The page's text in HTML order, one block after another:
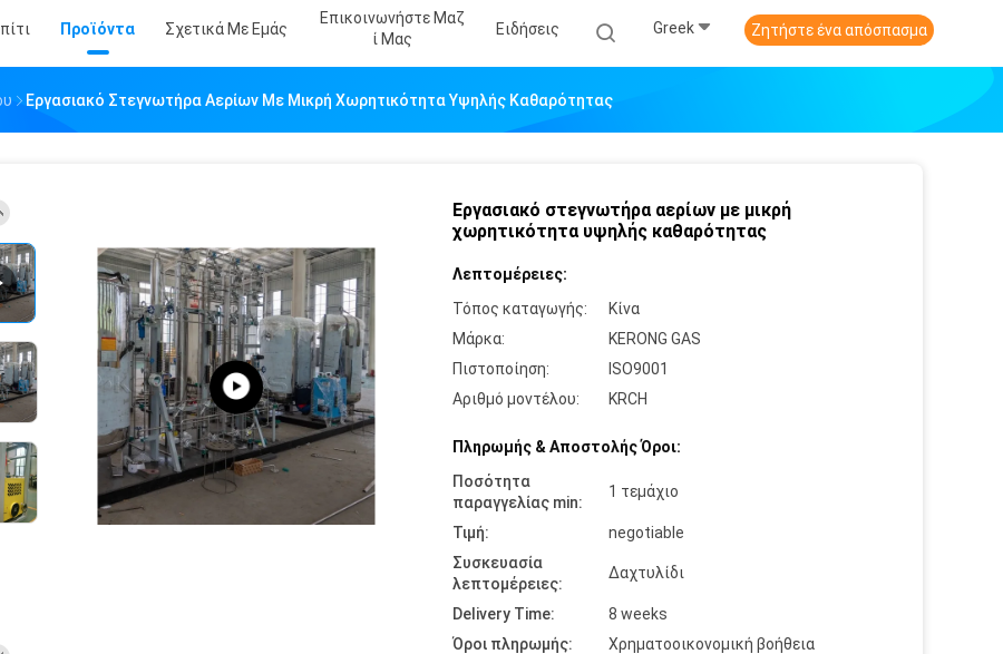
Προϊόντα Σχετικά Με Εμάς
Επικοινωνήστε Μαζ
Ί Μας
Ειδήσεις Greek Ζητήστε ένα απόσπασμα
Εργασιακό Στεγνωτήρα Αερίων Με Μικρή Χωρητικότητα Υψηλής Καθαρότητας
Εργασιακό στεγνωτήρα αερίων με μικρή
χωρητικότητα υψηλής καθαρότητας
Λεπτομέρειες:
Τόπος καταγωγής:
Κίνα
Μάρκα:
KERONG GAS
Πιστοποίηση:
ISO9001
Αριθμό μοντέλου:
KRCH
Πληρωμής & Αποστολής Όροι:
Ποσότητα
παραγγελίας min:
1 τεμάχιο
Τιμή:
negotiable
Συσκευασία
λεπτομέρειες:
Δαχτυλίδι
Delivery Time:
8 weeks
Όροι πληρωμής:
Χρηματοοικονομική βοήθεια